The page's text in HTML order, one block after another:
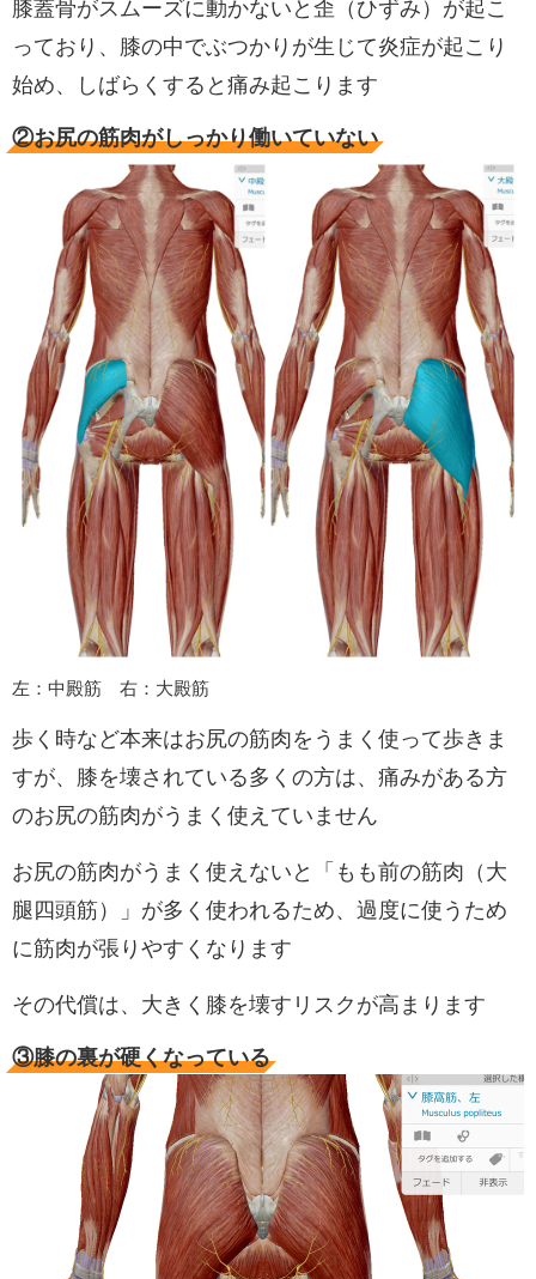
膝蓋骨がスムーズに動かないと歪（ひずみ）が起こ
っており、膝の中でぶつかりが生じて炎症が起こり
始め、しばらくすると痛み起こります
②お尻の筋肉がしっかり働いていない
左：中殿筋 右：大殿筋
歩く時など本来はお尻の筋肉をうまく使って歩きま
すが、膝を壊されている多くの方は、痛みがある方
のお尻の筋肉がうまく使えていません
お尻の筋肉がうまく使えないと「もも前の筋肉（大
腿四頭筋）」が多く使われるため、過度に使うため
に筋肉が張りやすくなります
その代償は、大きく膝を壊すリスクが高まります
③膝の裏が硬くなっている